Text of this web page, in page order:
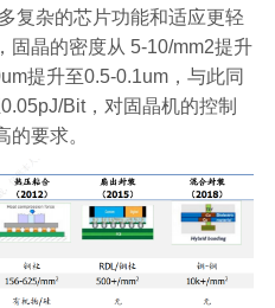
复杂的芯片功能和适应更轻
固晶的密度从 5-10/mm2提升
提升至0.5-0.1um，与此同
Bit，对固晶机的控制
要求。